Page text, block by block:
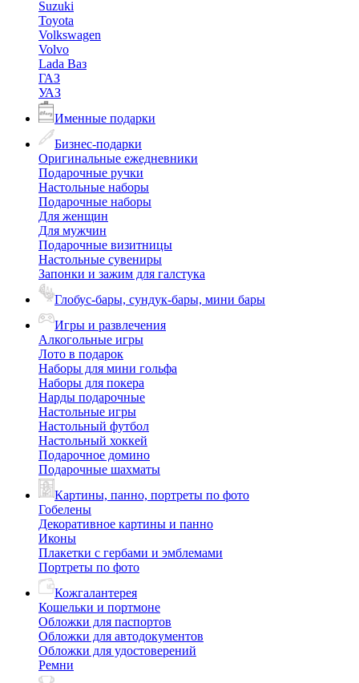
Suzuki
Toyota
Volkswagen
Volvo
Lada Ваз
ГАЗ
УАЗ
Именные подарки
Бизнес-подарки
Оригинальные ежедневники
Подарочные ручки
Настольные наборы
Подарочные наборы
Для женщин
Для мужчин
Подарочные визитницы
Настольные сувениры
Запонки и зажим для галстука
Глобус-бары, сундук-бары, мини бары
Игры и развлечения
Алкогольные игры
Лото в подарок
Наборы для мини гольфа
Наборы для покера
Нарды подарочные
Настольные игры
Настольный футбол
Настольный хоккей
Подарочное домино
Подарочные шахматы
Картины, панно, портреты по фото
Гобелены
Декоративное картины и панно
Иконы
Плакетки с гербами и эмблемами
Портреты по фото
Кожгалантерея
Кошельки и портмоне
Обложки для паспортов
Обложки для автодокументов
Обложки для удостоверений
Ремни